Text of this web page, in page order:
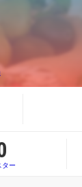
ター